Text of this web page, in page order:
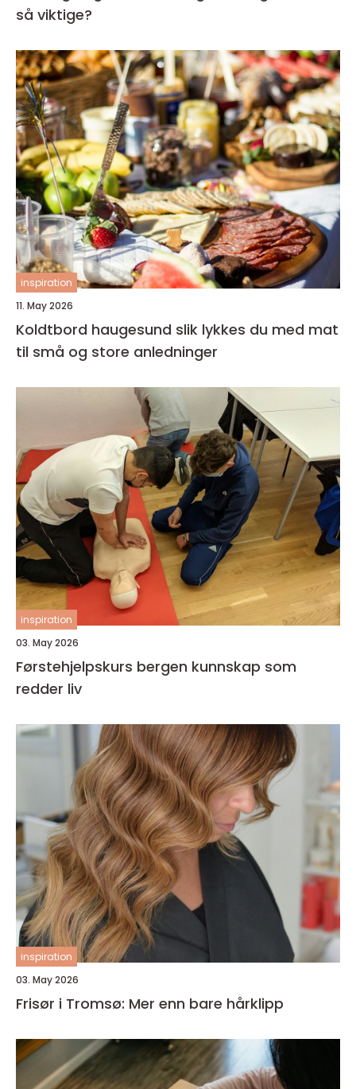
så viktige?
inspiration
11. May 2026
Koldtbord haugesund slik lykkes du med mat
til små og store anledninger
inspiration
03. May 2026
Førstehjelpskurs bergen kunnskap som
redder liv
inspiration
03. May 2026
Frisør i Tromsø: Mer enn bare hårklipp